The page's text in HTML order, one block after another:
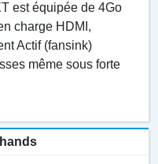
est équipée de 4Go
charge HDMI,
Actif (fansink)
même sous forte